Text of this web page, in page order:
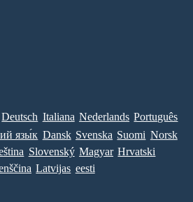
Deutsch Italiana Nederlands Português
язы́к Dansk Svenska Suomi Norsk
Slovenský Magyar Hrvatski
Latvijas eesti